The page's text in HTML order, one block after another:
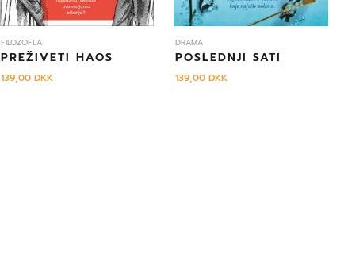
FILOZOFIJA
PREŽIVETI HAOS
139,00 DKK
DRAMA
POSLEDNJI SATI
139,00DKK